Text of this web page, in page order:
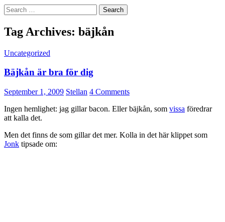
Search
for:
Tag Archives: bäjkån
Uncategorized
Bäjkån är bra för dig
September 1, 2009 Stellan 4 Comments
Ingen hemlighet: jag gillar bacon. Eller bäjkån, som vissa föredrar
att kalla det.
Men det finns de som gillar det mer. Kolla in det här klippet som
Jonk tipsade om: